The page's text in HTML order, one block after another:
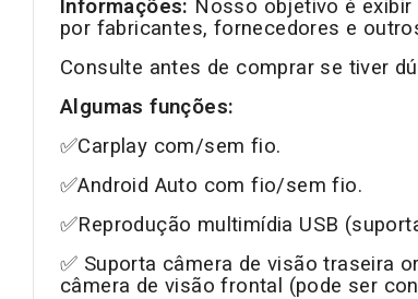
Informações: Nosso objetivo é
por fabricantes, fornecedores e
Consulte antes de comprar se tiver
Algumas funções:
✅Carplay com/sem fio.
✅Android Auto com fio/sem fio.
✅Reprodução multimídia USB
✅ Suporta câmera de visão traseira
câmera de visão frontal (pode ser